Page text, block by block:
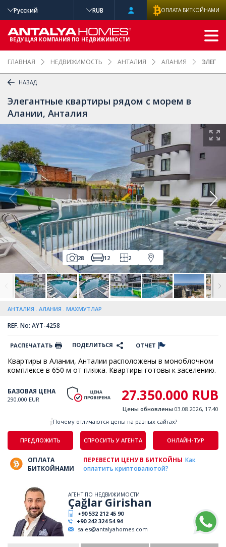
ГЛАВНАЯ НЕДВИЖИМОСТЬ АНТАЛИЯ АЛАНИЯ
НАЗАД
Элегантные квартиры рядом с морем в
Алании, Анталия
28 12 2
АНТАЛИЯ АЛАНИЯ МАХМУТЛАР
REF. No: AYT-4258
РАСПЕЧАТАТЬ ПОДЕЛИТЬСЯ ОТЧЕТ
Квартиры в Алании, Анталии расположены в моноблочном
комплексе в 650 м от пляжа. Квартиры готовы к заселению.
БАЗОВАЯ ЦЕНА
290.000 EUR 27.350.000 RUB
Цены обновлены 03.08.2026, 17.40
ПРЕДЛОЖИТЬ СПРОСИТЬ У АГЕНТА ОНЛАЙН-ТУР
Почему отличаются цены на разных сайтах?
ОПЛАТА
БИТКОЙНАМИ
ПЕРЕВЕСТИ ЦЕНУ В БИТКОЙНЫ Как
оплатить криптовалютой?
АГЕНТ ПО НЕДВИЖИМОСТИ
Çağlar Girishan
+90 532 212 45 90
+90 242 324 54 94
sales@antalyahomes.com
Русский RUB ОПЛАТА БИТКОЙНАМИ
ВЕДУЩАЯ КОМПАНИЯ ПО НЕДВИЖИМОСТИ
РАСШИРЕННЫ
Й ПОИСК